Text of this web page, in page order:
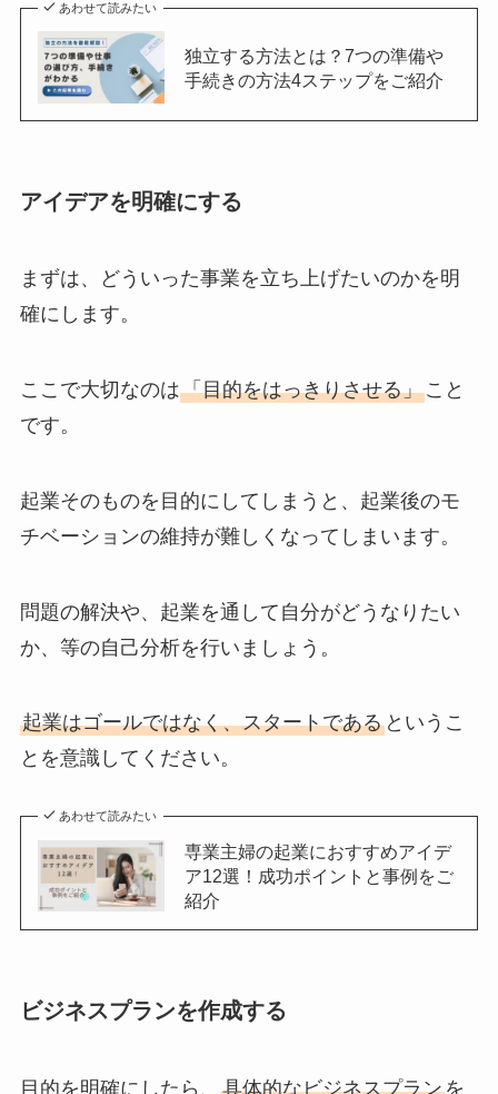
あわせて読みたい
独立する方法とは？7つの準備や
手続きの方法4ステップをご紹介
アイデアを明確にする
まずは、どういった事業を立ち上げたいのかを明
確にします。
ここで大切なのは「目的をはっきりさせる」こと
です。
起業そのものを目的にしてしまうと、起業後のモ
チベーションの維持が難しくなってしまいます。
問題の解決や、起業を通して自分がどうなりたい
か、等の自己分析を行いましょう。
起業はゴールではなく、スタートであるというこ
とを意識してください。
あわせて読みたい
専業主婦の起業におすすめアイデ
ア12選！成功ポイントと事例をご
紹介
ビジネスプランを作成する
目的を明確にしたら、 具体的なビジネスプランを